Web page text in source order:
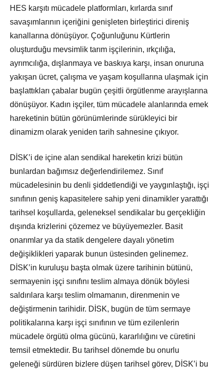
HES karşıtı mücadele platformları, kırlarda sınıf
savaşımlarının içeriğini genişleten birleştirici direniş
kanallarına dönüşüyor. Çoğunluğunu Kürtlerin
oluşturduğu mevsimlik tarım işçilerinin, ırkçılığa,
ayrımcılığa, dışlanmaya ve baskıya karşı, insan onuruna
yakışan ücret, çalışma ve yaşam koşullarına ulaşmak için
başlattıkları çabalar bugün çeşitli örgütlenme arayışlarına
dönüşüyor. Kadın işçiler, tüm mücadele alanlarında emek
hareketinin bütün görünümlerinde sürükleyici bir
dinamizm olarak yeniden tarih sahnesine çıkıyor.
DİSK’i de içine alan sendikal hareketin krizi bütün
bunlardan bağımsız değerlendirilemez. Sınıf
mücadelesinin bu denli şiddetlendiği ve yaygınlaştığı, işçi
sınıfının geniş kapasitelere sahip yeni dinamikler yarattığı
tarihsel koşullarda, geleneksel sendikalar bu gerçekliğin
dışında krizlerini çözemez ve büyüyemezler. Basit
onarımlar ya da statik dengelere dayalı yönetim
değişiklikleri yaparak bunun üstesinden gelinemez.
DİSK’in kuruluşu başta olmak üzere tarihinin bütünü,
sermayenin işçi sınıfını teslim almaya dönük böylesi
saldırılara karşı teslim olmamanın, direnmenin ve
değiştirmenin tarihidir. DİSK, bugün de tüm sermaye
politikalarına karşı işçi sınıfının ve tüm ezilenlerin
mücadele örgütü olma gücünü, kararlılığını ve cüretini
temsil etmektedir. Bu tarihsel dönemde bu onurlu
geleneği sürdüren bizlere düşen tarihsel görev, DİSK’i bu